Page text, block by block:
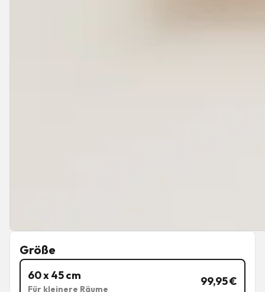
Größe
60 x 45 cm
Für kleinere Räume
99,95€